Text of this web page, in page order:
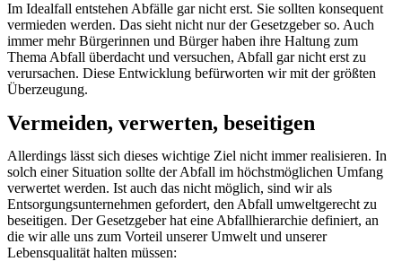
Im Idealfall entstehen Abfälle gar nicht erst. Sie sollten konsequent
vermieden werden. Das sieht nicht nur der Gesetzgeber so. Auch
immer mehr Bürgerinnen und Bürger haben ihre Haltung zum
Thema Abfall überdacht und versuchen, Abfall gar nicht erst zu
verursachen. Diese Entwicklung befürworten wir mit der größten
Überzeugung.
Vermeiden, verwerten, beseitigen
Allerdings lässt sich dieses wichtige Ziel nicht immer realisieren. In
solch einer Situation sollte der Abfall im höchstmöglichen Umfang
verwertet werden. Ist auch das nicht möglich, sind wir als
Entsorgungsunternehmen gefordert, den Abfall umweltgerecht zu
beseitigen. Der Gesetzgeber hat eine Abfallhierarchie definiert, an
die wir alle uns zum Vorteil unserer Umwelt und unserer
Lebensqualität halten müssen: